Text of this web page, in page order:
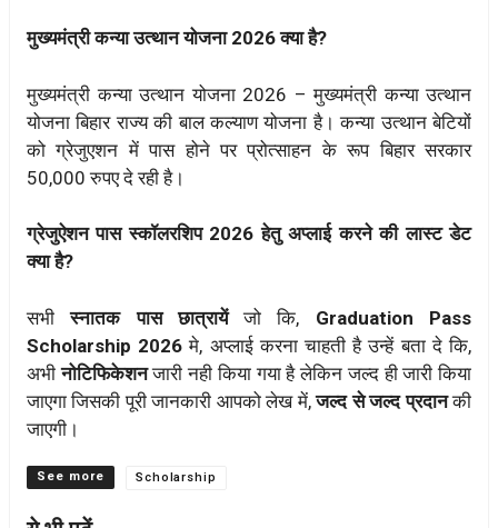
मुख्यमंत्री कन्या उत्थान योजना 2026 क्या है?
मुख्यमंत्री कन्या उत्थान योजना 2026 – मुख्यमंत्री कन्या उत्थान
योजना बिहार राज्य की बाल कल्याण योजना है। कन्या उत्थान बेटियों
को ग्रेजुएशन में पास होने पर प्रोत्साहन के रूप बिहार सरकार
50,000 रुपए दे रही है।
ग्रेजुऐशन पास स्कॉलरशिप 2026 हेतु अप्लाई करने की लास्ट डेट
क्या है?
सभीस्नातक पास छात्रायेंजो कि, Graduation Pass
Scholarship 2026मे, अप्लाई करना चाहती है उन्हें बता दे कि,
अभीनोटिफिकेशनजारी नही किया गया है लेकिन जल्द ही जारी किया
जाएगा जिसकी पूरी जानकारी आपको लेख में,जल्द से जल्द प्रदानकी
जाएगी।
Categories Scholarship